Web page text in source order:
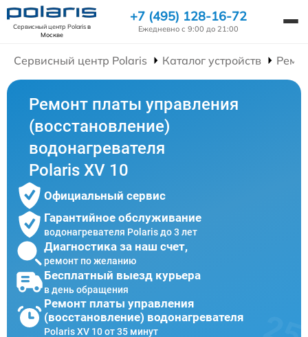
Сервисный центр Polarisв
Москве
+7 (495) 128-16-72
Ежедневно с 9:00 до 21:00
Сервисный центр Polaris Каталог устройств
Ремонт платы управления
(восстановление)
водонагревателя
Polaris XV 10
Официальный сервис
Гарантийное обслуживание
водонагревателя Polaris до 3 лет
Диагностика за наш счет,
ремонт по желанию
Бесплатный выезд курьера
в день обращения
Ремонт платы управления
(восстановление) водонагревателя
Polaris XV 10 от 35 минут